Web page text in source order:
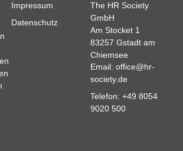
Impressum
Datenschutz
The HR Society
GmbH
Am Stocket 1
83257 Gstadt am
Chiemsee
Email: office@hr-
society.de
Telefon: +49 8054
9020 500